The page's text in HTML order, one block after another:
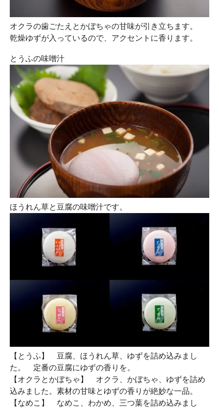
オクラの歯ごたえとかぼちゃの甘味が引き立ちます。
乾燥ゆずが入っているので、アクセントに香ります。
とうふの味噌汁
ほうれん草と豆腐の味噌汁です。
【とうふ】
豆腐、ほうれん草、ゆずを詰め込みまし
た。 定番の豆腐にゆずの香りを。
【オクラとかぼちゃ】
オクラ、かぼちゃ、ゆずを詰め
込みました。素材の甘味とゆずの香りが絶妙な一品。
【なめこ】
なめこ、わかめ、三つ葉を詰め込みまし